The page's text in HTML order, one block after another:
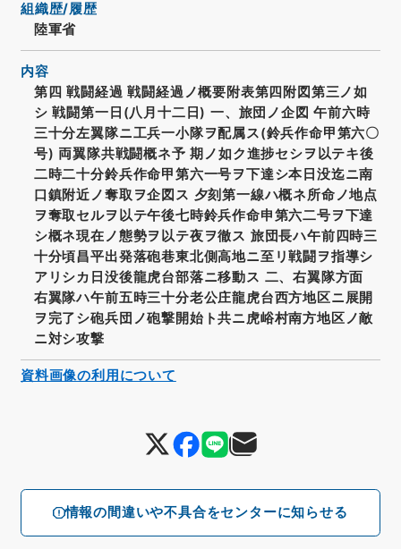
情報の間違いや不具合をセンターに知らせる
組織歴/履歴
陸軍省
内容
第四 戦闘経過 戦闘経過ノ概要附表第四附図第三ノ如
シ 戦闘第一日(八月十二日) 一、旅団ノ企図 午前六時
三十分左翼隊ニ工兵一小隊ヲ配属ス(鈴兵作命甲第六〇
号) 両翼隊共戦闘概ネ予 期ノ如ク進捗セシヲ以テキ後
二時二十分鈴兵作命甲第六一号ヲ下達シ本日没迄ニ南
口鎮附近ノ奪取ヲ企図ス 夕刻第一線ハ概ネ所命ノ地点
ヲ奪取セルヲ以テ午後七時鈴兵作命申第六二号ヲ下達
シ概ネ現在ノ態勢ヲ以テ夜ヲ徹ス 旅団長ハ午前四時三
十分頃昌平出発落砲巷東北側高地ニ至リ戦闘ヲ指導シ
アリシカ日没後龍虎台部落ニ移動ス 二、右翼隊方面
右翼隊ハ午前五時三十分老公庄龍虎台西方地区ニ展開
ヲ完了シ砲兵団ノ砲撃開始ト共ニ虎峪村南方地区ノ敵
ニ対シ攻撃
資料画像の利用について